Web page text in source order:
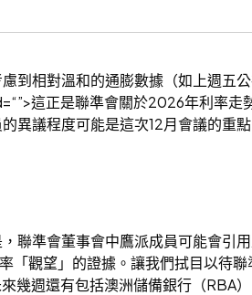
到相對溫和的通膨數據（如上週五
這正是聯準會關於2026年利率
異議程度可能是這次12月會議的重點
聯準會董事會中鷹派成員可能會引
「觀望」的證據。讓我們拭目以待
幾週還有包括澳洲儲備銀行（RBA